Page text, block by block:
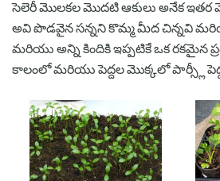
సెలెరీ మొలకల మొదటి ఆకులు అనేక
అవి పొడవైన సన్నని కొమ్మ మీద చిన్నవి
మరియు అన్ని కిందికి ఇప్పటికే ఒక రకమైన
కాలంలో మరియు పెద్దల మొక్కలో పార్స్లీ